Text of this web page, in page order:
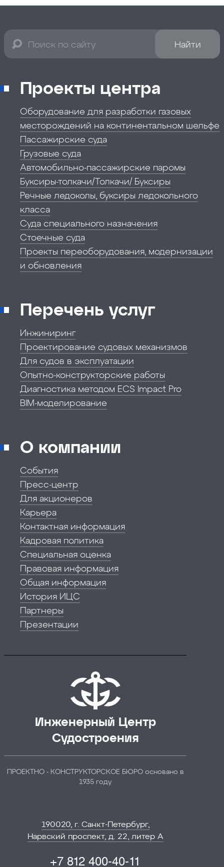
Найти
Проекты центра
Оборудование для разработки газовых
месторождений на континентальном шельфе
Пассажирские суда
Грузовые суда
Автомобильно-пассажирские паромы
Буксиры-толкачи/Толкачи/ Буксиры
Речные ледоколы, буксиры ледокольного
класса
Суда специального назначения
Стоечные суда
Проекты переоборудования, модернизации
и обновления
Перечень услуг
Инжиниринг
Проектирование судовых механизмов
Для судов в эксплуатации
Опытно-конструкторские работы
Диагностика методом ECS Impact Pro
BIM-моделирование
О компании
События
Пресс-центр
Для акционеров
Карьера
Контактная информация
Кадровая политика
Специальная оценка
Правовая информация
Общая информация
История ИЦС
Партнеры
Презентации
Инженерный Центр
Судостроения
ПРОЕКТНО - КОНСТРУКТОРСКОЕ БЮРО основано в
1935 году
190020, г. Санкт-Петербург,
Нарвский проспект, д. 22, литер А
+7 812 400-40-11